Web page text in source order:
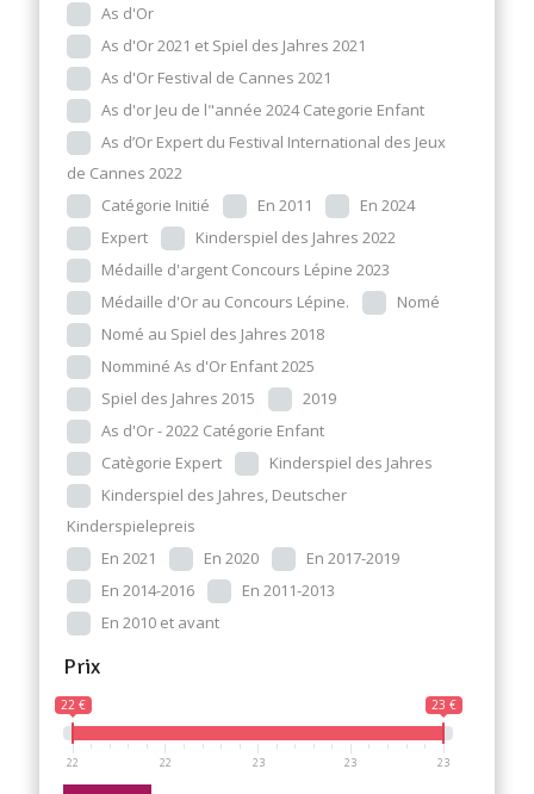
As d'Or
As d'Or 2021 et Spiel des Jahres 2021
As d'Or Festival de Cannes 2021
As d'or Jeu de l"année 2024 Categorie Enfant
As d’Or Expert du Festival International des Jeux
de Cannes 2022
Catégorie Initié
En 2011
En 2024
Expert
Kinderspiel des Jahres 2022
Médaille d'argent Concours Lépine 2023
Médaille d'Or au Concours Lépine.
Nomé
Nomé au Spiel des Jahres 2018
Nomminé As d'Or Enfant 2025
Spiel des Jahres 2015
2019
As d'Or - 2022 Catégorie Enfant
Catègorie Expert
Kinderspiel des Jahres
Kinderspiel des Jahres, Deutscher
Kinderspielepreis
En 2021
En 2020
En 2017-2019
En 2014-2016
En 2011-2013
En 2010 et avant
Prix
22 € 23 €
22 22 23 23 23